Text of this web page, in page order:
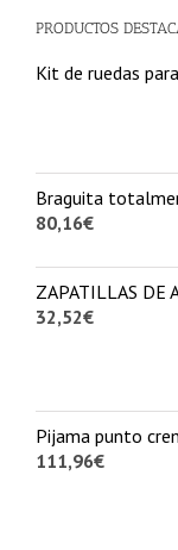
PRODUCTOS
Kit de ruedas
Braguita
80,16€
ZAPATILLAS DE
32,52€
Pijama punto
111,96€